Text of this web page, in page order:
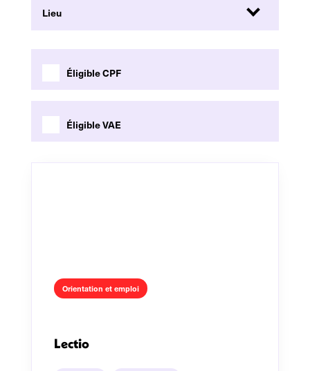
Éligible CPF
Éligible VAE
Orientation et emploi
Lectio